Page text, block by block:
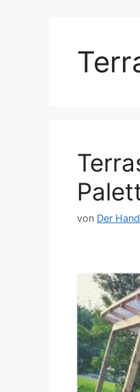
von Der
Dieses